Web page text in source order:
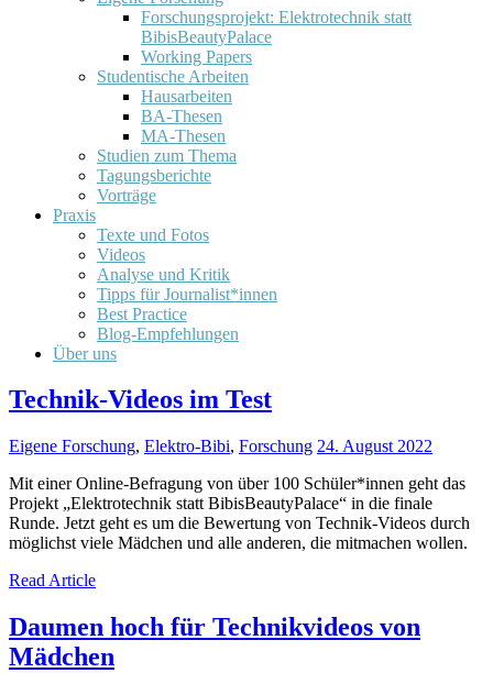
Forschungsprojekt: Elektrotechnik statt
BibisBeautyPalace
Working Papers
Studentische Arbeiten
Hausarbeiten
BA-Thesen
MA-Thesen
Studien zum Thema
Tagungsberichte
Vorträge
Praxis
Texte und Fotos
Videos
Analyse und Kritik
Tipps für Journalist*innen
Best Practice
Blog-Empfehlungen
Über uns
Technik-Videos im Test
Eigene Forschung, Elektro-Bibi, Forschung 24. August 2022
Mit einer Online-Befragung von über 100 Schüler*innen geht das
Projekt „Elektrotechnik statt BibisBeautyPalace“ in die finale
Runde. Jetzt geht es um die Bewertung von Technik-Videos durch
möglichst viele Mädchen und alle anderen, die mitmachen wollen.
Read Article
Daumen hoch für Technikvideos von
Mädchen